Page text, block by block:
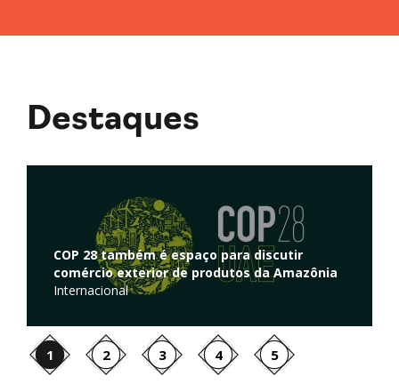
Destaques
1 2 3 4 5
Regulação de atividades de captura e
armazenamento de carbono é discutida na
Câmara dos Deputados
Ambiente